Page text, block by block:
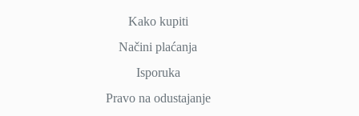
Kako kupiti
Načiniplaćanja
Isporuka
Pravo na odustajanje